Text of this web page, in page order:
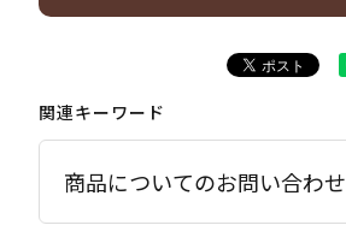
関連キーワード
商品についてのお問い合わせ